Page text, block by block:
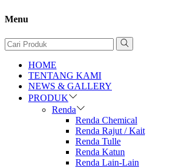
Menu
HOME
TENTANG KAMI
NEWS & GALLERY
PRODUK
Renda
Renda Chemical
Renda Rajut / Kait
Renda Tulle
Renda Katun
Renda Lain-Lain